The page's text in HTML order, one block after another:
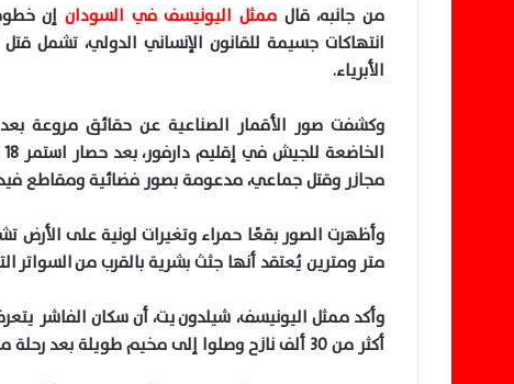
من جانبه، قالممثل اليونيسف في السودان إن
انتهاكات جسيمة للقانون الإنساني الدولي، تشمل
الأبرياء.
وكشفت صور الأقمار الصناعية عن حقائق مروعة
مجازر وقتل جماعي، مدعومة بصور فضائية ومقاطع
متر ومترين يُعتقد أنها جثث بشرية بالقرب من السواتر
أكثر من 30 ألف نازح وصلوا إلى مخيم طويلة بعد رحلة محفوفة بالمخاطر شملت الاغتصاب والاختطاف وإطلاق النار.